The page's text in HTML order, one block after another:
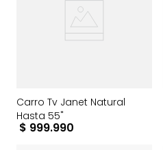
Carro Tv Janet Natural
Hasta 55"
$ 999.990